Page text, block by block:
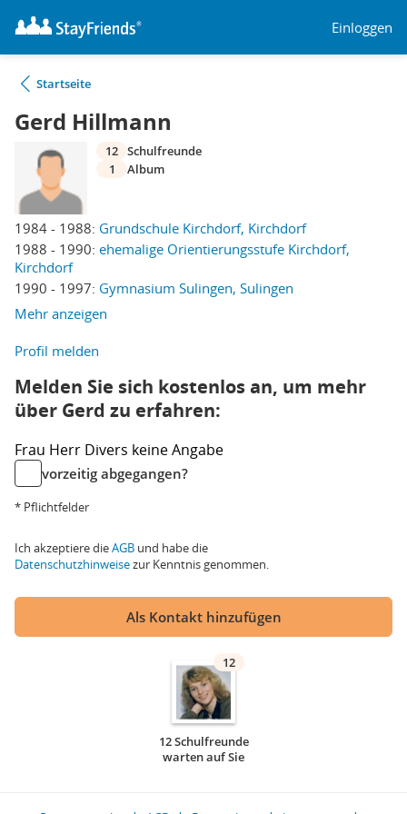
Einloggen
Startseite
Gerd Hillmann
1984 - 1988: Grundschule Kirchdorf, Kirchdorf
1988 - 1990: ehemalige Orientierungsstufe Kirchdorf,
Kirchdorf
1990 - 1997: Gymnasium Sulingen, Sulingen
Mehr anzeigen
12 Schulfreunde
1
Album
Profil melden
Melden Sie sich kostenlos an, um mehr
über Gerd zu erfahren:
Frau Herr Divers keine Angabe
vorzeitig abgegangen?
* Pflichtfelder
Ich akzeptiere dieAGB und habe die
Datenschutzhinweisezur Kenntnis genommen.
Als Kontakt hinzufügen
12
12 Schulfreunde
warten auf Sie